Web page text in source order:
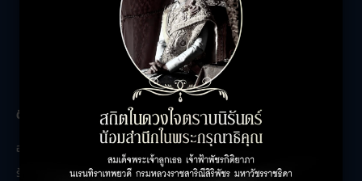
ติดต่อสอบถาม
อาคารสำนักงาน
ร้านค้า
The Unicorn
เกี่ยวกับเรา
ติดต่อเรา